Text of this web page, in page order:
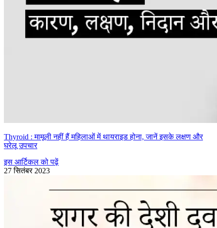
Thyroid : मामूली नहीं हैं महिलाओं में थायराइड होना, जानें इसके लक्षण और
घरेलू उपचार
इस आर्टिकल को पढ़ें
27 सितंबर 2023